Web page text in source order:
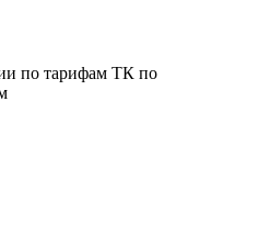
по тарифам ТК по